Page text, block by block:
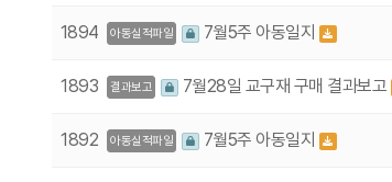
1894 아동실적파일 7월5주 아동일지
1893 결과보고 7월28일 교구재 구매 결과보고
1892 아동실적파일 7월5주 아동일지